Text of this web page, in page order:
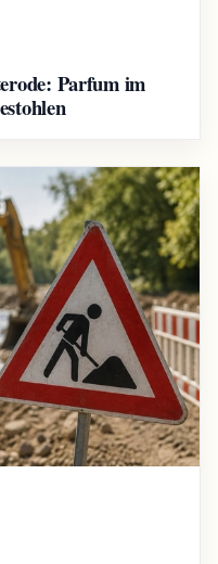
Parfum im